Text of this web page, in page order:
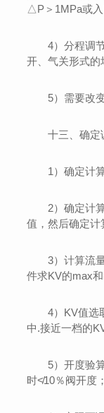
△P＞1MPa或入
4）分程调
开、气关形式的
5）需要改
十三、确定
1）确定计
2）确定计
值，然后确定计
3）计算流
件求KV的max和
4）KV值
中.接近一档的
5）开度验
时≮10％阀开度；